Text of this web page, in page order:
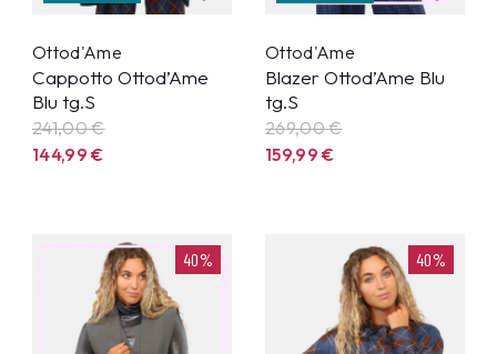
Ottod'Ame
Cappotto Ottod’Ame
Blu tg.S
241,00 €
144,99€
Ottod'Ame
Blazer Ottod’Ame Blu
tg.S
269,00 €
159,99€
40% 40%